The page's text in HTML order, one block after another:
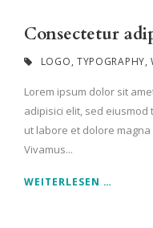
Consectetur
LOGO, TYPOGRAPHY,
Lorem ipsum dolor sit
adipisici elit, sed eiusmod
ut labore et dolore magna
Vivamus...
WEITERLESEN …